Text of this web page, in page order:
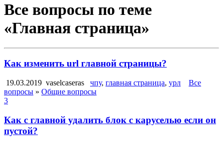
Все вопросы по теме
«Главная страница»
Как изменить url главной страницы?
19.03.2019 vaselcaseras чпу, главная страница, урл
Все
вопросы » Общие вопросы
3
Как с главной удалить блок с каруселью если он
пустой?